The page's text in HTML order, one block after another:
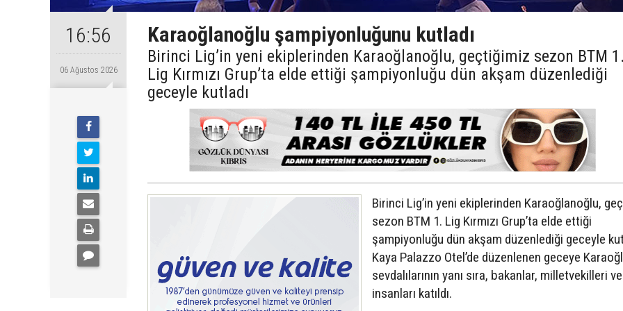
16:56
06 Ağustos 2026
Karaoğlanoğlu şampiyonluğunu kutladı
Birinci Lig’in yeni ekiplerinden Karaoğlanoğlu, geçtiğimiz sezon BTM 1.
Lig Kırmızı Grup’ta elde ettiği şampiyonluğu dün akşam düzenlediği
geceyle kutladı
Birinci Lig’in yeni ekiplerinden Karaoğlanoğlu,
sezon BTM 1. Lig Kırmızı Grup’ta elde ettiği
şampiyonluğu dün akşam düzenlediği geceyle
Kaya Palazzo Otel’de düzenlenen geceye
sevdalılarının yanı sıra, bakanlar, milletvekilleri
insanları katıldı.